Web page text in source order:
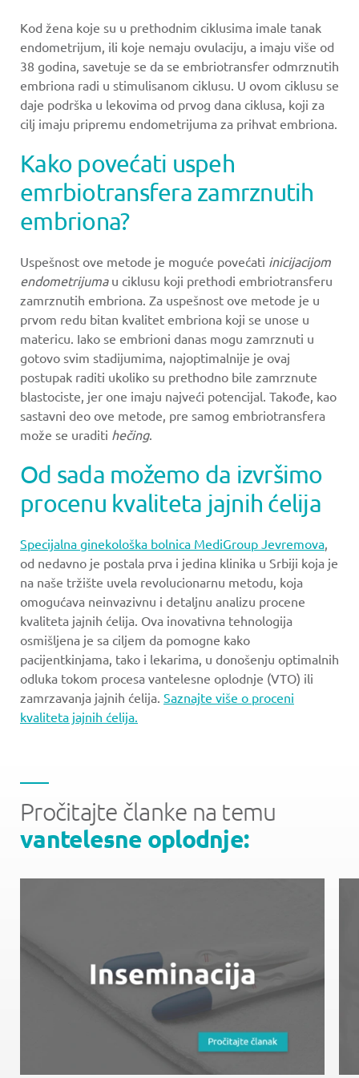
Kod žena koje su u prethodnim ciklusima imale tanak
endometrijum, ili koje nemaju ovulaciju, a imaju više od
38 godina, savetuje se da se embriotransfer odmrznutih
embriona radi u stimulisanom ciklusu. U ovom ciklusu se
daje podrška u lekovima od prvog dana ciklusa, koji za
cilj imaju pripremu endometrijuma za prihvat embriona.
Kako povećati uspeh
emrbiotransfera zamrznutih
embriona?
Uspešnost ove metode je moguće povećati inicijacijom
endometrijumau ciklusu koji prethodi embriotransferu
zamrznutih embriona. Za uspešnost ove metode je u
prvom redu bitan kvalitet embriona koji se unose u
matericu. Iako se embrioni danas mogu zamrznuti u
gotovo svim stadijumima, najoptimalnije je ovaj
postupak raditi ukoliko su prethodno bile zamrznute
blastociste, jer one imaju najveći potencijal. Takođe, kao
sastavni deo ove metode, pre samog embriotransfera
može se uraditi hečing.
Od sada možemo da izvršimo
procenu kvaliteta jajnih ćelija
Specijalna ginekološka bolnica MediGroup Jevremova,
od nedavno je postala prva i jedina klinika u Srbiji koja je
na naše tržište uvela revolucionarnu metodu, koja
omogućava neinvazivnu i detaljnu analizu procene
kvaliteta jajnih ćelija. Ova inovativna tehnologija
osmišljena je sa ciljem da pomogne kako
pacijentkinjama, tako i lekarima, u donošenju optimalnih
odluka tokom procesa vantelesne oplodnje (VTO) ili
zamrzavanja jajnih ćelija. Saznajte više o proceni
kvaliteta jajnih ćelija.
Pročitajte članke na temu
vantelesne oplodnje: